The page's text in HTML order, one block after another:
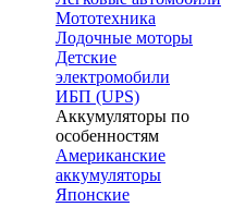
Мототехника
Лодочные моторы
Детские
электромобили
ИБП (UPS)
Аккумуляторы по
особенностям
Американские
аккумуляторы
Японские